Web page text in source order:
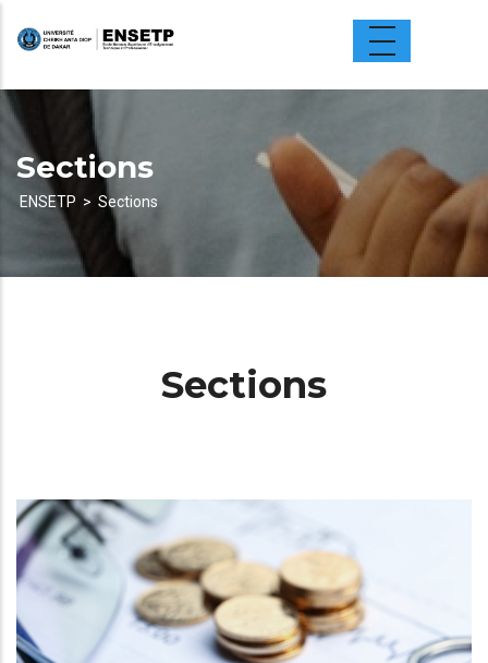
principal
Sections
d'Ariane
ENSETP Sections
Sections